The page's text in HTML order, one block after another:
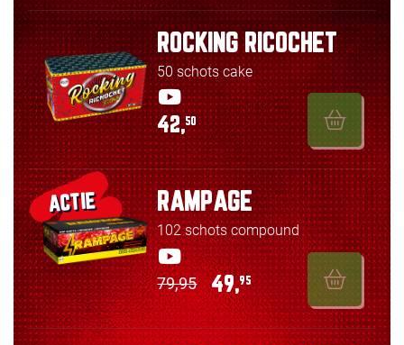
ROCKING RICOCHET
50 schots cake
42,50
ACTIE RAMPAGE
102 schots compound
79,95 49,95